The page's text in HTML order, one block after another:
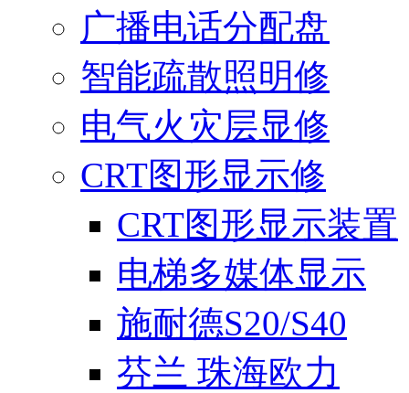
广播电话分配盘
智能疏散照明修
电气火灾层显修
CRT图形显示修
CRT图形显示装置
电梯多媒体显示
施耐德S20/S40
芬兰 珠海欧力